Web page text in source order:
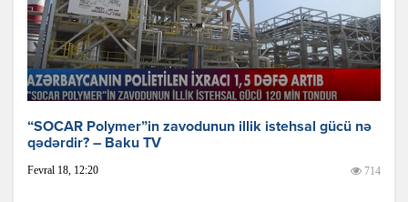
“SOCAR Polymer”in zavodunun illik istehsal gücü nə
qədərdir? – Baku TV
Fevral 18, 12:20 714